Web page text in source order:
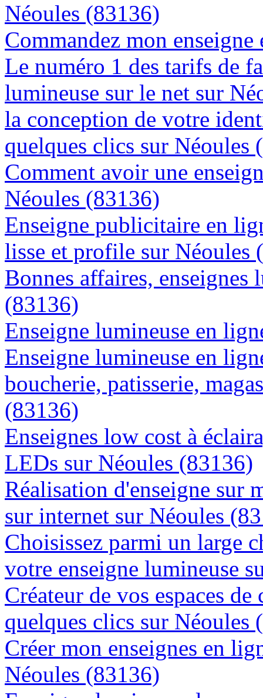
Néoules (83136)
Commandez mon
Le numéro 1 des tarifs de
lumineuse sur le net sur
la conception de votre
quelques clics sur Néoules
Comment avoir une
Néoules (83136)
Enseigne publicitaire en
lisse et profile sur Néoules
Bonnes affaires, enseignes
(83136)
Enseigne lumineuse en
Enseigne lumineuse en
boucherie, patisserie,
(83136)
Enseignes low cost à
LEDs sur Néoules (83136)
Réalisation d'enseigne sur
sur internet sur Néoules
Choisissez parmi un large
votre enseigne lumineuse
Créateur de vos espaces
quelques clics sur Néoules
Créer mon enseignes en
Néoules (83136)